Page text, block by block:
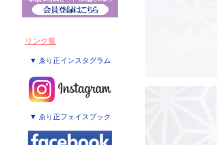
リンク集
▼ ゑり正インスタグラム
▼ ゑり正フェイスブック